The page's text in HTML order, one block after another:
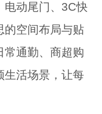
电动尾门、3C快
的空间布局与贴
常通勤、商超购
生活场景，让每